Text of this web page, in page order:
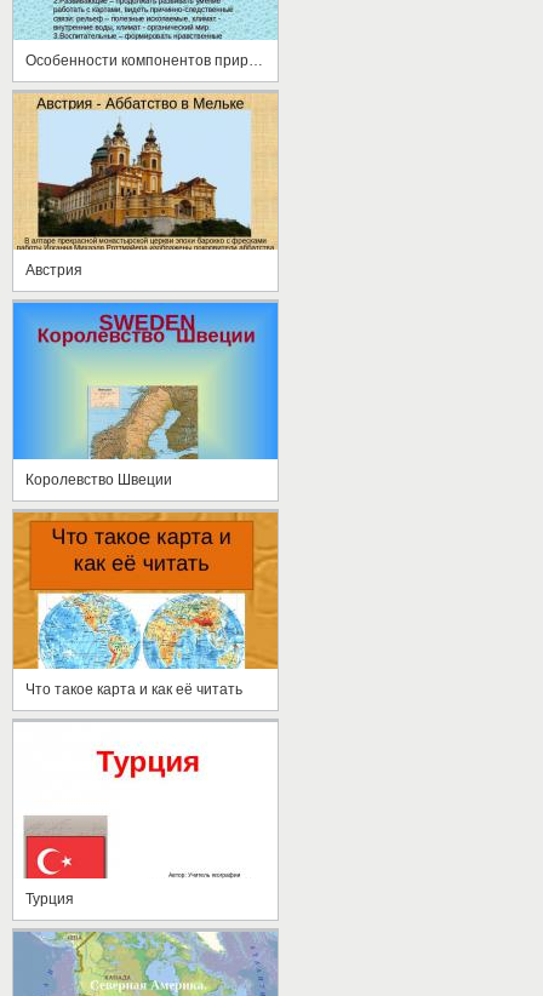
Австрия
Королевство Швеции
Что такое карта и как её читать
Турция